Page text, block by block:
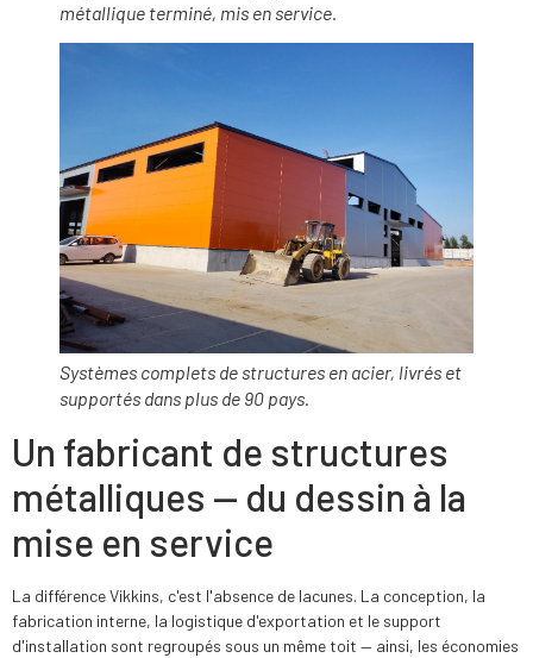
métallique terminé, mis en service.
Systèmes complets de structures en acier, livrés et
supportés dans plus de 90 pays.
Un fabricant de structures
métalliques — du dessin à la
mise en service
La différence Vikkins, c'est l'absence de lacunes. La conception, la
fabrication interne, la logistique d'exportation et le support
d'installation sont regroupés sous un même toit — ainsi, les économies